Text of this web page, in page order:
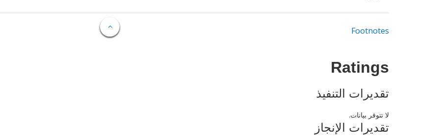
Footnotes
Ratings
تقديرات التنفيذ
لا تتوفر بيانات.
تقديرات الإنجاز